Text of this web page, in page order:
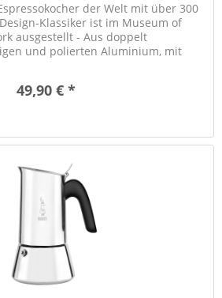
der Welt mit über 300
Klassiker ist im Museum of
ausgestellt - Aus doppelt
und polierten Aluminium, mit
49,90 € *